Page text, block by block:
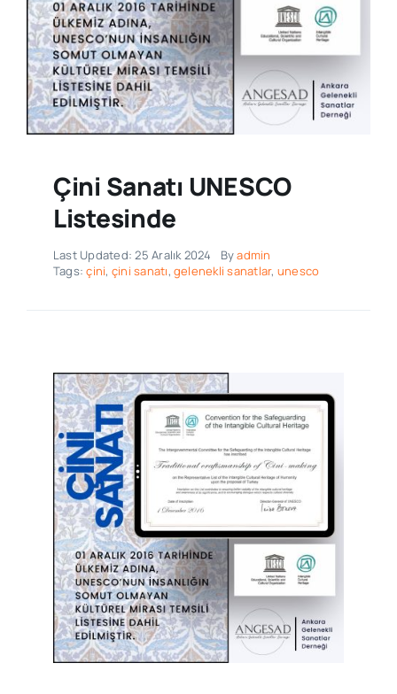
Çini Sanatı UNESCO
Listesinde
Last Updated: 25 Aralık 2024 Byadmin
Tags:çini, çini sanatı,gelenekli sanatlar, unesco